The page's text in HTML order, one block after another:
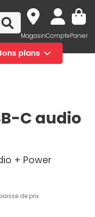
MagasinComptePanier
plans
C audio
+ Power
de prix